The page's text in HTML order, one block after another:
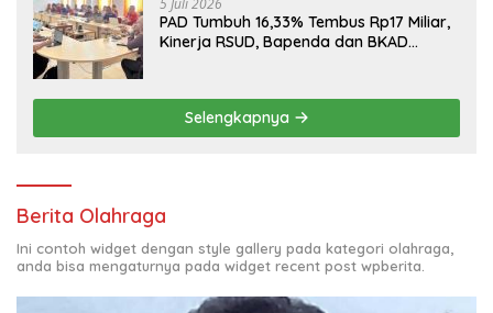
5 Juli 2026
PAD Tumbuh 16,33% Tembus Rp17 Miliar,
Kinerja RSUD, Bapenda dan BKAD
Selengkapnya
Berita Olahraga
Ini contoh widget dengan style gallery pada kategori olahraga,
anda bisa mengaturnya pada widget recent post wpberita.